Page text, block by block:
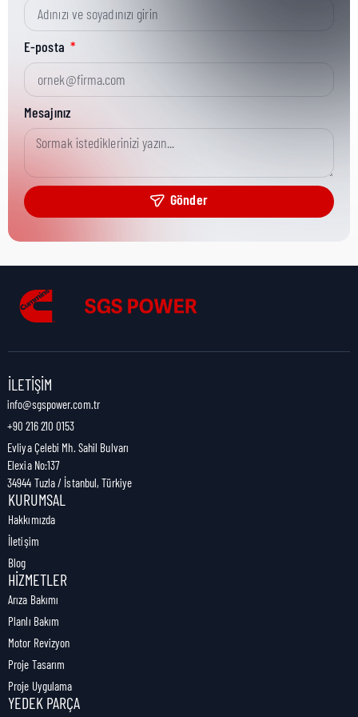
Kısa Parça No:
Ürün Grubu:
Ürün Kategorisi:
Nakliye Yüksekliği:
Nakliye Uzunluğu:
Nakliye Ağırlığı:
E-posta
Mesajınız
Gönder
İLETIŞIM
info@sgspower.com.tr
+90 216 210 0153
Evliya Çelebi Mh. Sahil Bulvarı
Elexia No:137
34944 Tuzla / İstanbul, Türkiye
KURUMSAL
Hakkımızda
İletişim
Blog
HIZMETLER
Arıza Bakımı
Planlı Bakım
Motor Revizyon
Proje Tasarım
Proje Uygulama
YEDEK PARÇA